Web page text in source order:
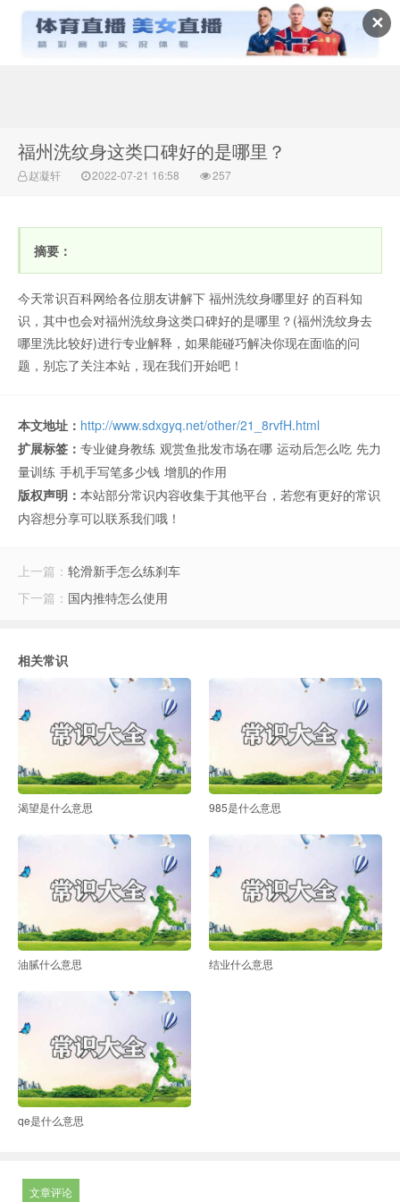
✕
福州洗纹身这类口碑好的是哪里？
赵凝轩 2022-07-21 16:58 257
摘要：
今天常识百科网给各位朋友讲解下 福州洗纹身哪里好 的百科知
识，其中也会对福州洗纹身这类口碑好的是哪里？(福州洗纹身去
哪里洗比较好)进行专业解释，如果能碰巧解决你现在面临的问
题，别忘了关注本站，现在我们开始吧！
本文地址： http://www.sdxgyq.net/other/21_8rvfH.html
扩展标签： 专业健身教练 观赏鱼批发市场在哪 运动后怎么吃 先力
量训练 手机手写笔多少钱 增肌的作用
版权声明： 本站部分常识内容收集于其他平台，若您有更好的常识
内容想分享可以联系我们哦！
上一篇： 轮滑新手怎么练刹车
下一篇： 国内推特怎么使用
相关常识
渴望是什么意思 985是什么意思
油腻什么意思 结业什么意思
qe是什么意思
文章评论